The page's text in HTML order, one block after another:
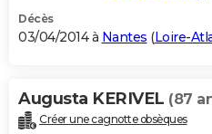
Décès
03/04/2014 à Nantes (Loire-
Augusta KERIVEL (87
Créer une cagnotte obsèques